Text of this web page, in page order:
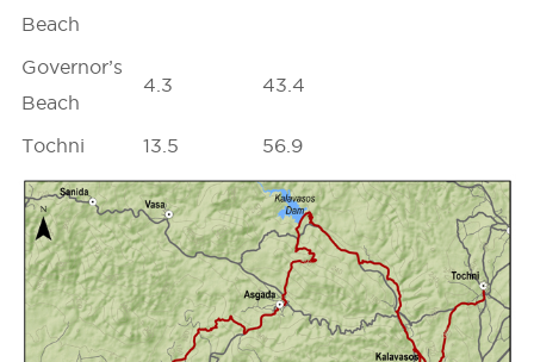
Beach
Governor’s
Beach
4.3 43.4
Tochni 13.5 56.9